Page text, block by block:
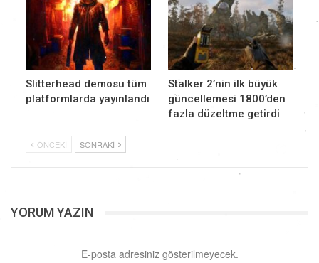
Slitterhead demosu tüm
platformlarda yayınlandı
Stalker 2’nin ilk büyük
güncellemesi 1800’den
fazla düzeltme getirdi
ÖNCEKI SONRAKI
YORUM YAZIN
E-posta adresiniz gösterilmeyecek.